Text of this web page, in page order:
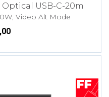
Optical USB-C-20m
Video Alt Mode